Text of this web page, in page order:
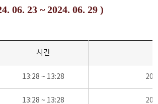
06. 23 ~ 2024. 06. 29 )
시간
13:28 ~ 13:28
13:28 ~ 13:28